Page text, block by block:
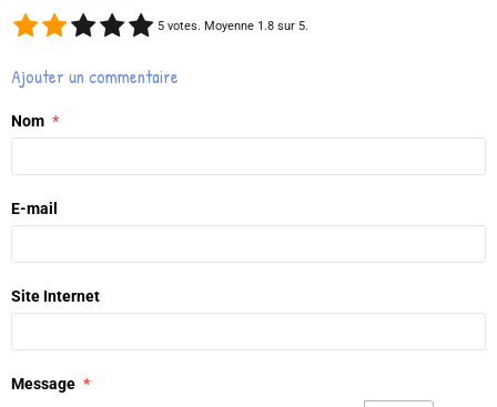
5 votes. Moyenne 1.8 sur 5.
Ajouter un commentaire
Nom
E-mail
Site Internet
Message